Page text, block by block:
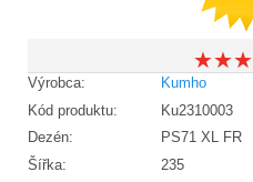
★★★
★★★
Výrobca:
Kumho
Kód produktu:
Ku2310003
Dezén:
PS71 XL FR
Šířka:
235